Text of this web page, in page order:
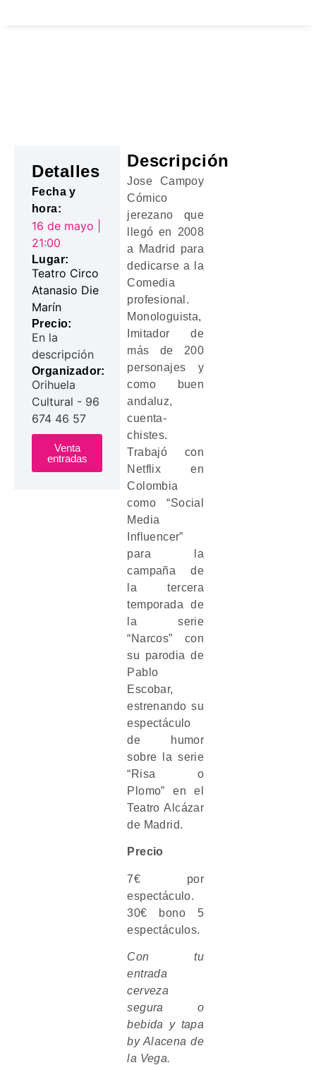
Detalles
Fecha y
hora:
16 de mayo |
21:00
Lugar:
Teatro Circo
Atanasio Die
Marín
Precio:
En la
descripción
Organizador:
Orihuela
Cultural - 96
674 46 57
Venta
entradas
Descripción
Jose Campoy
Cómico
jerezano que
llegó en 2008
a Madrid para
dedicarse a la
Comedia
profesional.
Monologuista,
Imitador de
más de 200
personajes y
como buen
andaluz,
cuenta-
chistes.
Trabajó con
Netflix en
Colombia
como “Social
Media
Influencer”
para la
campaña de
la tercera
temporada de
la serie
“Narcos” con
su parodia de
Pablo
Escobar,
estrenando su
espectáculo
de humor
sobre la serie
“Risa o
Plomo” en el
Teatro Alcázar
de Madrid.
Precio
7€ por
espectáculo.
30€ bono 5
espectáculos.
Con tu
entrada
cerveza
segura o
bebida y tapa
by Alacena de
la Vega.